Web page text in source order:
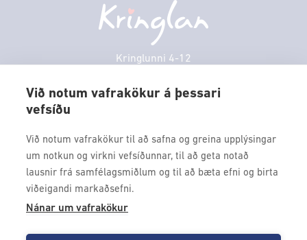
Við notum vafrakökur á þessari
vefsíðu
Við notum vafrakökur til að safna og greina upplýsingar
um notkun og virkni vefsíðunnar, til að geta notað
lausnir frá samfélagsmiðlum og til að bæta efni og birta
viðeigandi markaðsefni.
Nánar um vafrakökur
Kringlunni 4-12
kringlan@kringlan.is
Persónuverndarstefna
Borgarleikhúsið
Ævintýraland
Föstudagur
VERTU MEÐ
Fáðu forskot á dagskrána okkar og sértilboð með því að skrá